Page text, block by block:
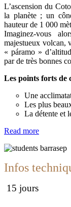
L’ascension du
la planète ; un
hauteur de 1 000
Imaginez-vous
majestueux volcan,
« páramo »
par de très bonnes
Les points forts de
Une
Les plus
La détente et
Read more
Infos
15 jours